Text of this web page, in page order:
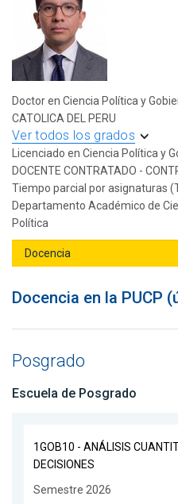
Doctor en Ciencia Política y
CATOLICA DEL PERU
Ver todos los grados
Licenciado en Ciencia Política y
DOCENTE CONTRATADO -
Tiempo parcial por asignaturas
Departamento Académico de
Política
Docencia en la PUCP
Posgrado
Escuela de Posgrado
1GOB10 - ANÁLISIS
DECISIONES
Semestre 2026